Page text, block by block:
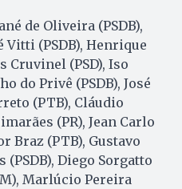
de Oliveira (PSDB),
Vitti (PSDB), Henrique
Cruvinel (PSD), Iso
do Privê (PSDB), José
(PTB), Cláudio
(PR), Jean Carlo
Braz (PTB), Gustavo
(PSDB), Diego Sorgatto
Marlúcio Pereira